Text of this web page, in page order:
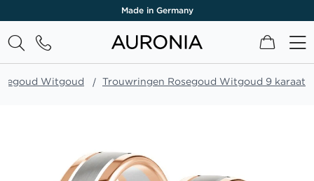
Made in Germany
Witgoud Trouwringen Rosegoud Witgoud 9 karaat